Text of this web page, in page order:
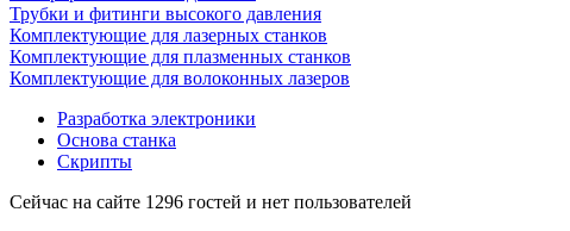
Трубки и фитинги высокого давления
Комплектующие для лазерных станков
Комплектующие для плазменных станков
Комплектующие для волоконных лазеров
Разработка электроники
Основа станка
Скрипты
Сейчас на сайте 1296 гостей и нет пользователей